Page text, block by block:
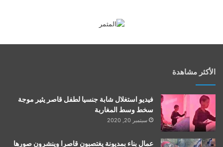
الأكثر مشاهدة
فيديو استغلال شابة جنسيا لطفل قاصر يثير موجة
سخط وسط المغاربة
سبتمبر 20, 2020
عمال بناء بمديونة يغتصبون قاصرا وينشرون صورها